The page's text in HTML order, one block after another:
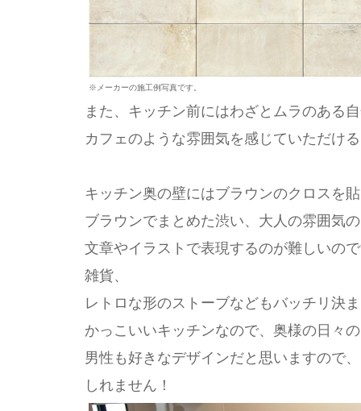
※メーカーの施工例写真です。
また、キッチン前にはわざとムラのある
カフェのような雰囲気を感じていただけ
キッチン奥の壁にはブラウンのクロスを
ブラウンでまとめた渋い、大人の雰囲気
文章やイラストで表現するのが難しいの
雑貨、
レトロな形のストーブなどもバッチリ決
かっこいいキッチンなので、奥様の日々
男性も好きなデザインだと思いますので
しれません！